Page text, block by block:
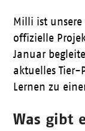
Milli ist
offizielle
Januar
aktuelles Tier-
Lernen zu
Was gibt